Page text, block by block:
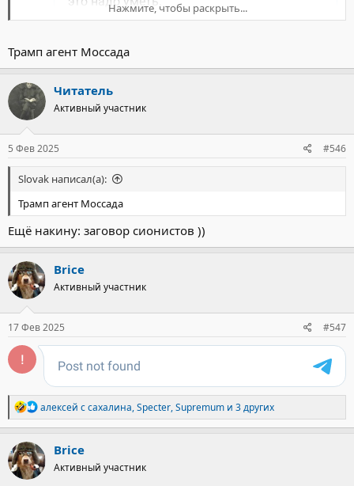
Нажмите, чтобы раскрыть...
Трамп агент Моссада
Читатель
Активный участник
5 Фев 2025 #546
Slovak написал(а):
Трамп агент Моссада
Ещё накину: заговор сионистов ))
Brice
Активный участник
17 Фев 2025 #547
Р
е
а
ц
и
алексей с сахалина,Specter,Supremum и 3 других
Brice
Активный участник